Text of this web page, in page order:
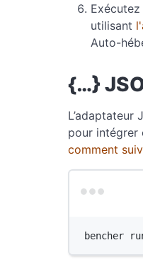
utilisant
Auto-
{…}
L’adaptateur
pour intégrer
comment
bencher